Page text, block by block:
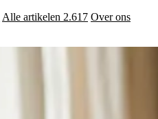
Alle artikelen 2.617 Over ons